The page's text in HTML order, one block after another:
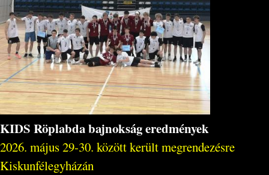
KIDS Röplabda bajnokság eredmények
2026. május 29-30. között került megrendezésre
Kiskunfélegyházán